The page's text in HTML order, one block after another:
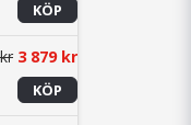
KÖP
3 879 kr
KÖP